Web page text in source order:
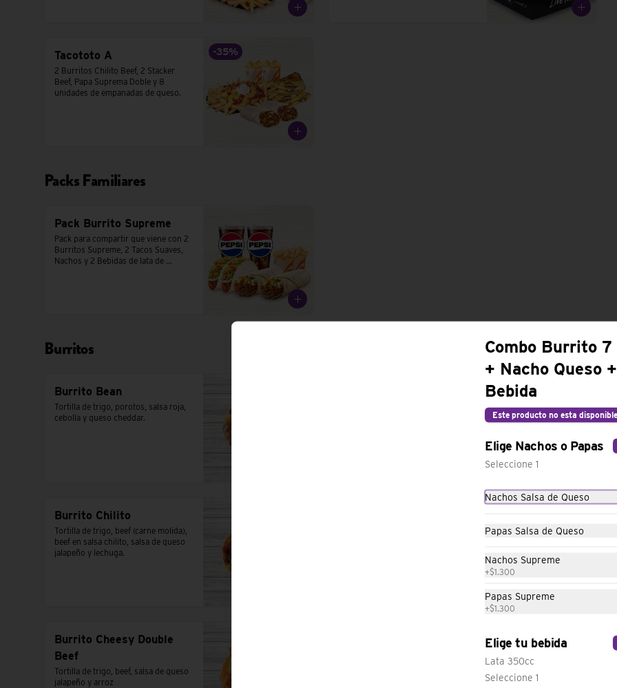
-35%
Tacototo A
2 Burritos Chilito Beef, 2 Stacker
Beef, Papa Suprema Doble y 8
unidades de empanadas de queso.
Packs Familiares
Pack Burrito Supreme
Pack para compartir que viene con 2
Burritos Supreme, 2 Tacos Suaves,
Nachos y 2 Bebidas de lata de
Burritos
Burrito Bean
Tortilla de trigo, porotos, salsa roja,
cebolla y queso cheddar.
Burrito Chilito
Tortilla de trigo, beef (carne molida),
beef en salsa chilito, salsa de queso
jalapeño y lechuga.
Burrito Cheesy Double
Beef
Tortilla de trigo, beef, salsa de queso
jalapeño y arroz
Combo Burrito 7
+ Nacho Queso +
Bebida
Este producto no esta disponible
Elige Nachos o Papas
Seleccione 1
Nachos Salsa de Queso
Papas Salsa de Queso
Nachos Supreme
+$1.300
Papas Supreme
+$1.300
Elige tu bebida
Lata 350cc
Seleccione 1